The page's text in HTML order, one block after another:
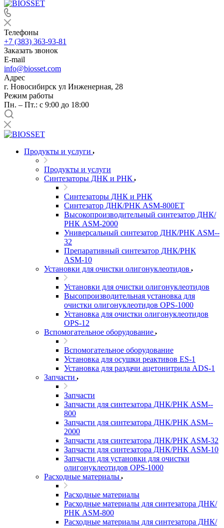
Телефоны
+7 (383) 363-93-81
Заказать звонок
E-mail
info@biosset.com
Адрес
г. Новосибирск ул Инженерная, 28
Режим работы
Пн. – Пт.: с 9:00 до 18:00
Продукты и услуги
Продукты и услуги
Синтезаторы ДНК и РНК
Синтезаторы ДНК и РНК
Синтезатор ДНК/РНК ASM-­800ET
Высокопроизводительный синтезатор ДНК/
РНК ASM-­2000
Универсальный синтезатор ДНК/РНК ASM-­
32
Препаративный синтезатор ДНК/РНК
ASM-­10
Установки для очистки олигонуклеотидов
Установки для очистки олигонуклеотидов
Высопроизводительная установка для
очистки олигонуклеотидов OPS-­1000
Установка для очистки олигонуклеотидов
OPS-­12
Вспомогательное оборудование
Вспомогательное оборудование
Установка для осушки реактивов ES-­1
Установка для раздачи ацетонитрила ADS-1
Запчасти
Запчасти
Запчасти для синтезатора ДНК/РНК ASM-­
800
Запчасти для синтезатора ДНК/РНК ASM-­
2000
Запчасти для синтезатора ДНК/РНК ASM-32
Запчасти для синтезатора ДНК/РНК ASM-­10
Запчасти для установки для очистки
олигонуклеотидов OPS-­1000
Расходные материалы
Расходные материалы
Расходные материалы для синтезатора ДНК/
РНК ASM-­800
Расходные материалы для синтезатора ДНК/